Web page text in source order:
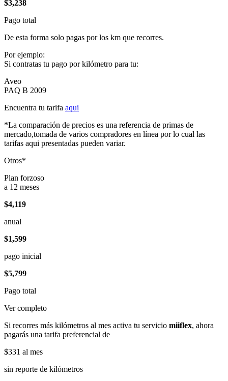
$3,238
Pago total
De esta forma solo pagas por los km que recorres.
Por ejemplo:
Si contratas tu pago por kilómetro para tu:
Aveo
PAQ B 2009
Encuentra tu tarifa aqui
*La comparación de precios es una referencia de primas de
mercado,tomada de varios compradores en línea por lo cual las
tarifas aqui presentadas pueden variar.
Otros*
Plan forzoso
a 12 meses
$4,119
anual
$1,599
pago inicial
$5,799
Pago total
Ver completo
Si recorres más kilómetros al mes activa tu servicio miiflex, ahora
pagarás una tarifa preferencial de
$331 al mes
sin reporte de kilómetros